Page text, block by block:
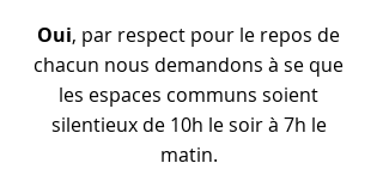
Oui, par respect pour le repos de
chacun nous demandons à se que
les espaces communs soient
silentieux de 10h le soir à 7h le
matin.